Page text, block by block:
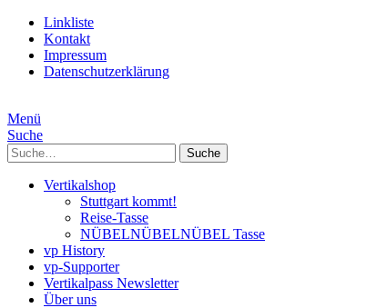
Linkliste
Kontakt
Impressum
Datenschutzerklärung
Menü
Suche
Suche
Vertikalshop
Stuttgart kommt!
Reise-Tasse
NÜBELNÜBELNÜBEL Tasse
vp History
vp-Supporter
Vertikalpass Newsletter
Über uns